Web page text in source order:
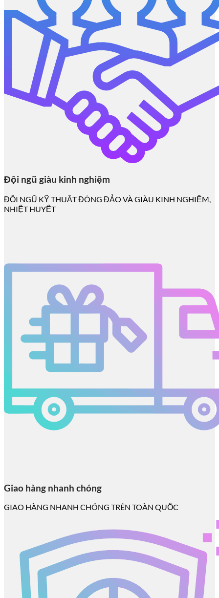
Đội ngũ giàu kinh nghiệm
ĐỘI NGŨ KỸ THUẬT ĐÔNG ĐẢO VÀ GIÀU KINH NGHIỆM,
NHIỆT HUYẾT
Giao hàng nhanh chóng
GIAO HÀNG NHANH CHÓNG TRÊN TOÀN QUỐC